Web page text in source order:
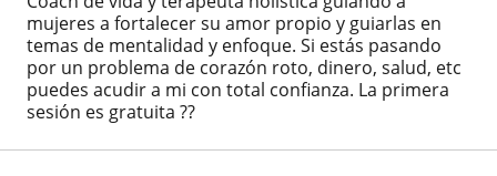
mujeres a fortalecer su amor propio y guiarlas en
temas de mentalidad y enfoque. Si estás pasando
por un problema de corazón roto, dinero, salud, etc
puedes acudir a mi con total confianza. La primera
sesión es gratuita ??